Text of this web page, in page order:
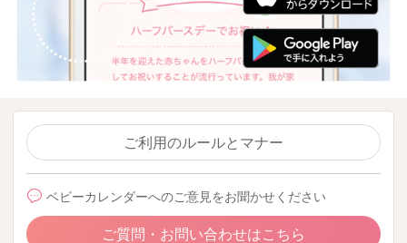
ご利用のルールとマナー
ベビーカレンダーへのご意見をお聞かせください
ご質問・お問い合わせはこちら